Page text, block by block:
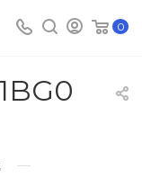
0
—